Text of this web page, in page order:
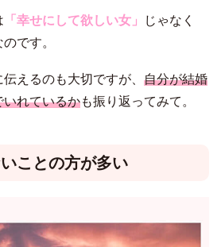
「幸せにして欲しい女」
じゃなく
のです。
えるのも大切ですが、 自分が結婚
いれているかも振り返ってみて。
ことの方が多い